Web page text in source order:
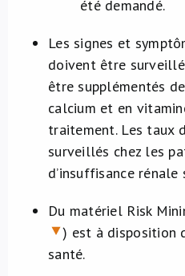
été demandé.
Les signes et
doivent être
être supplémentés
calcium et en
traitement. Les taux
surveillés chez les
d’insuffisance rénale
Du matériel Risk
) est à disposition
santé.